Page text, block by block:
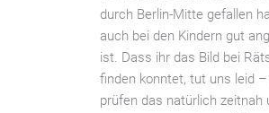
durch Berlin-Mitte gefallen
auch bei den Kindern gut
ist. Dass ihr das Bild bei
finden konntet, tut uns leid
prüfen das natürlich zeitnah